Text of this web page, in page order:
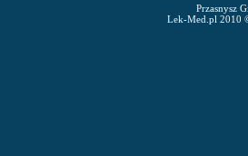
Przasnysz
Lek-Med.pl 2010